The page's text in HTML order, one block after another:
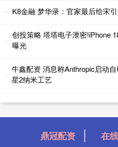
K8金融 梦华录：官家最后给宋
创投策略 塔塔电子泄密!iPhone
曝光
牛鑫配资 消息称Anthropic启动
星2纳米工艺
鼎冠配资 在